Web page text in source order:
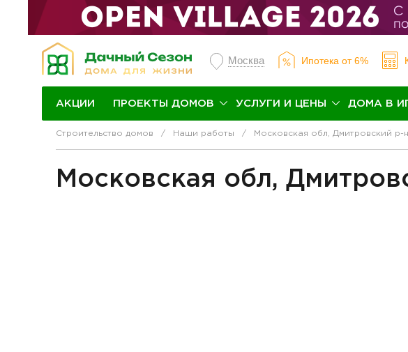
Москва Ипотека от 6%
АКЦИИ ПРОЕКТЫ ДОМОВ УСЛУГИ И ЦЕНЫ ДОМА В
Строительство домов Наши работы Московская обл, Дмитровский р-
Московская обл,